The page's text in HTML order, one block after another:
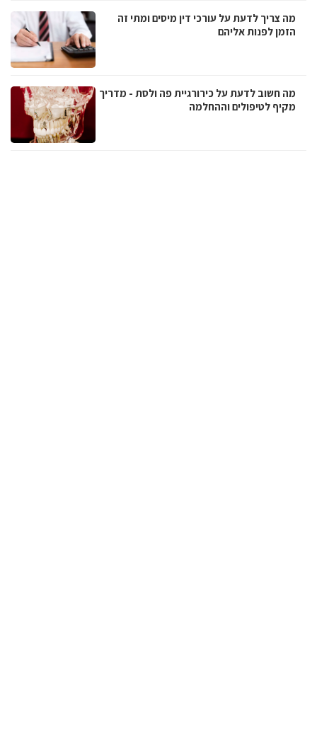
מה צריך לדעת על עורכי דין מיסים ומתי זה
הזמן לפנות אליהם
מה חשוב לדעת על כירורגיית פה ולסת - מדריך
מקיף לטיפולים וההחלמה